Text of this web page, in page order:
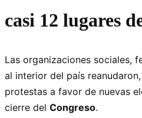
casi 12 lugares
Las organizaciones sociales,
al interior del país
protestas a favor de nuevas
cierre del Congreso.